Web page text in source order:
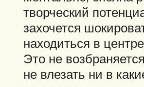
творческий
захочется
находиться в
Это не
не влезать ни в